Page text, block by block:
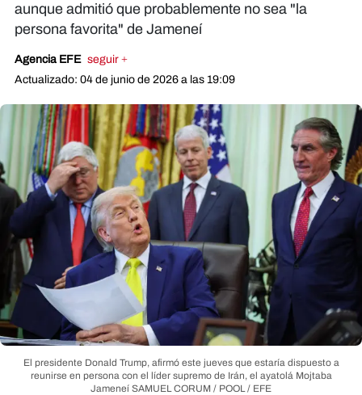
aunque admitió que probablemente no sea "la
persona favorita" de Jameneí
Agencia EFE seguir +
Actualizado: 04 de junio de 2026 a las 19:09
El presidente Donald Trump, afirmó este jueves que estaría dispuesto a
reunirse en persona con el líder supremo de Irán, el ayatolá Mojtaba
Jameneí SAMUEL CORUM / POOL / EFE